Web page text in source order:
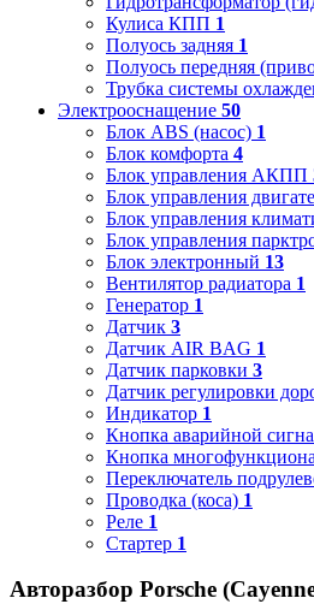
Кулиса КПП 1
Полуось задняя 1
Полуось передняя
Трубка системы
Электрооснащение 50
Блок ABS (насос) 1
Блок комфорта 4
Блок управления АКПП
Блок управления
Блок управления
Блок управления
Блок электронный 13
Вентилятор радиатора 1
Генератор 1
Датчик 3
Датчик AIR BAG 1
Датчик парковки 3
Датчик регулировки
Индикатор 1
Кнопка аварийной
Кнопка
Переключатель
Проводка (коса) 1
Реле 1
Стартер 1
Авторазбор Porsche